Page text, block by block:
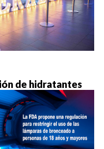
de hidratantes